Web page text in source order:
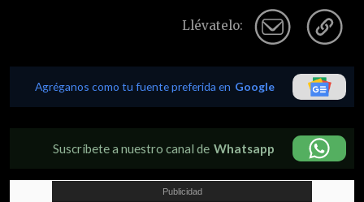
Llévatelo:
Agréganos como tu fuente preferida en Google
Suscríbete a nuestro canal de Whatsapp